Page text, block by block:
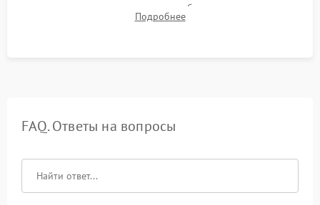
мониторингом температур во избежание троттлинга.
Проверка работы Wi-Fi, Bluetooth, звука и всех внешних
Подробнее
FAQ. Ответы на вопросы